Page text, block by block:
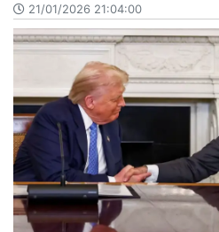
21/01/2026 21:04:00